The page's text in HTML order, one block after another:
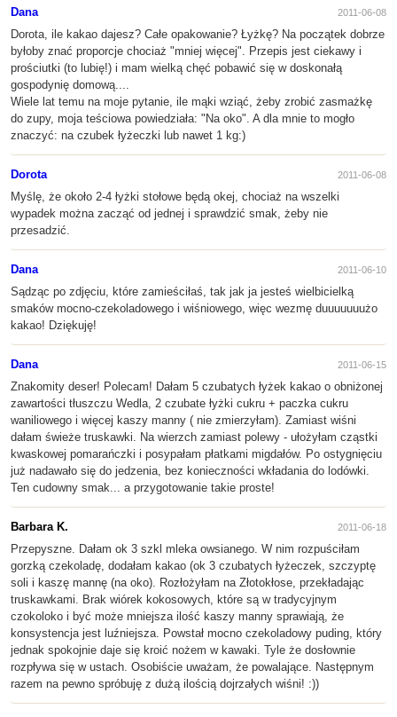
Dana 2011-06-08
Dorota, ile kakao dajesz? Całe opakowanie? Łyżkę? Na początek dobrze
byłoby znać proporcje chociaż "mniej więcej". Przepis jest ciekawy i
prościutki (to lubię!) i mam wielką chęć pobawić się w doskonałą
gospodynię domową....
Wiele lat temu na moje pytanie, ile mąki wziąć, żeby zrobić zasmażkę
do zupy, moja teściowa powiedziała: "Na oko". A dla mnie to mogło
znaczyć: na czubek łyżeczki lub nawet 1 kg:)
Dorota 2011-06-08
Myślę, że około 2-4 łyżki stołowe będą okej, chociaż na wszelki
wypadek można zacząć od jednej i sprawdzić smak, żeby nie
przesadzić.
Dana 2011-06-10
Sądząc po zdjęciu, które zamieściłaś, tak jak ja jesteś wielbicielką
smaków mocno-czekoladowego i wiśniowego, więc wezmę duuuuuuużo
kakao! Dziękuję!
Dana 2011-06-15
Znakomity deser! Polecam! Dałam 5 czubatych łyżek kakao o obniżonej
zawartości tłuszczu Wedla, 2 czubate łyżki cukru + paczka cukru
waniliowego i więcej kaszy manny ( nie zmierzyłam). Zamiast wiśni
dałam świeże truskawki. Na wierzch zamiast polewy - ułożyłam cząstki
kwaskowej pomarańczki i posypałam płatkami migdałów. Po ostygnięciu
już nadawało się do jedzenia, bez konieczności wkładania do lodówki.
Ten cudowny smak... a przygotowanie takie proste!
Barbara K. 2011-06-18
Przepyszne. Dałam ok 3 szkl mleka owsianego. W nim rozpuściłam
gorzką czekoladę, dodałam kakao (ok 3 czubatych łyżeczek, szczyptę
soli i kaszę mannę (na oko). Rozłożyłam na Złotokłose, przekładając
truskawkami. Brak wiórek kokosowych, które są w tradycyjnym
czokoloko i być może mniejsza ilość kaszy manny sprawiają, że
konsystencja jest luźniejsza. Powstał mocno czekoladowy puding, który
jednak spokojnie daje się kroić nożem w kawaki. Tyle że dosłownie
rozpływa się w ustach. Osobiście uważam, że powalające. Następnym
razem na pewno spróbuję z dużą ilością dojrzałych wiśni! :))